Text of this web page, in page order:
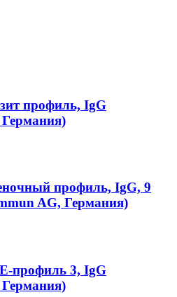
профиль, IgG
профиль, IgG, 9
AG, Германия)
профиль 3, IgG